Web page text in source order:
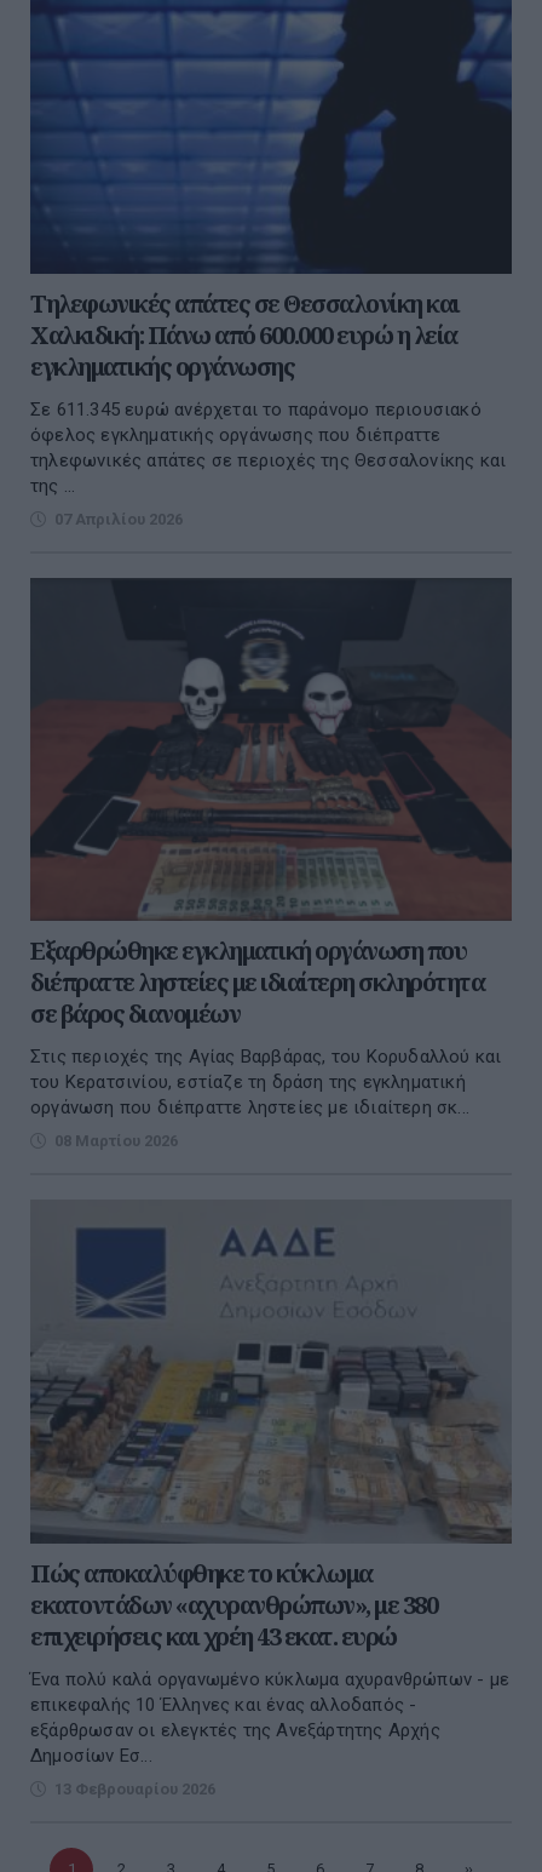
Τηλεφωνικές απάτες σε Θεσσαλονίκη και
Χαλκιδική: Πάνω από 600.000 ευρώ η λεία
εγκληματικής οργάνωσης
Σε 611.345 ευρώ ανέρχεται το παράνομο περιουσιακό
όφελος εγκληματικής οργάνωσης που διέπραττε
τηλεφωνικές απάτες σε περιοχές της Θεσσαλονίκης και
της ...
07 Απριλίου 2026
Eξαρθρώθηκε εγκληματική οργάνωση που
διέπραττε ληστείες με ιδιαίτερη σκληρότητα
σε βάρος διανομέων
Στις περιοχές της Αγίας Βαρβάρας, του Κορυδαλλού και
του Κερατσινίου, εστίαζε τη δράση της εγκληματική
οργάνωση που διέπραττε ληστείες με ιδιαίτερη σκ...
08 Μαρτίου 2026
Πώς αποκαλύφθηκε το κύκλωμα
εκατοντάδων «αχυρανθρώπων», με 380
επιχειρήσεις και χρέη 43 εκατ. ευρώ
Ένα πολύ καλά οργανωμένο κύκλωμα αχυρανθρώπων - με
επικεφαλής 10 Έλληνες και ένας αλλοδαπός -
εξάρθρωσαν οι ελεγκτές της Ανεξάρτητης Αρχής
Δημοσίων Εσ...
13 Φεβρουαρίου 2026